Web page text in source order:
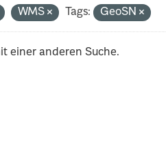
WMS Tags: GeoSN
einer anderen Suche.